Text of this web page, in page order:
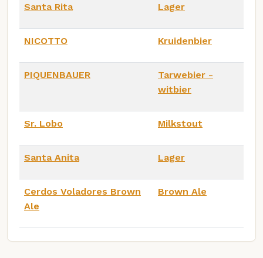
Santa Rita Lager
NICOTTO Kruidenbier
PIQUENBAUER
Tarwebier -
witbier
Sr. Lobo Milkstout
Santa Anita Lager
Cerdos Voladores Brown
Ale
Brown Ale